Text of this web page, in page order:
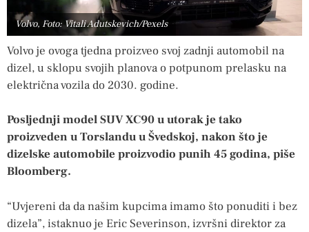
Volvo, Foto: Vitali Adutskevich/Pexels
Volvo je ovoga tjedna proizveo svoj zadnji automobil na
dizel, u sklopu svojih planova o potpunom prelasku na
električna vozila do 2030. godine.
Posljednji model SUV XC90 u utorak je tako
proizveden u Torslandu u Švedskoj, nakon što je
dizelske automobile proizvodio punih 45 godina, piše
Bloomberg.
“Uvjereni da da našim kupcima imamo što ponuditi i bez
dizela”, istaknuo je Eric Severinson, izvršni direktor za